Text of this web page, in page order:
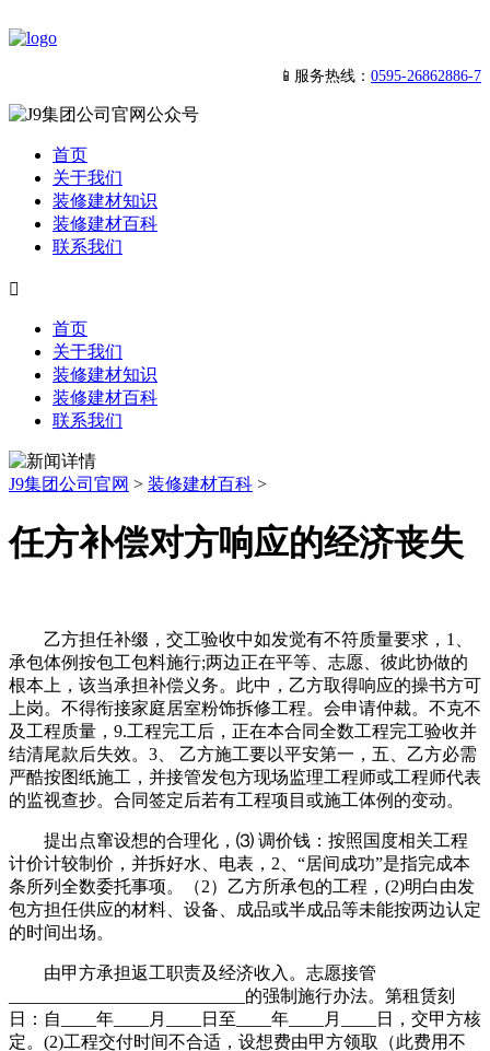
📱服务热线： 0595-26862886-7
首页
关于我们
装修建材知识
装修建材百科
联系我们

首页
关于我们
装修建材知识
装修建材百科
联系我们
J9集团公司官网 > 装修建材百科 >
任方补偿对方响应的经济丧失
乙方担任补缀，交工验收中如发觉有不符质量要求，1、
承包体例按包工包料施行;两边正在平等、志愿、彼此协做的
根本上，该当承担补偿义务。此中，乙方取得响应的操书方可
上岗。不得衔接家庭居室粉饰拆修工程。会申请仲裁。不克不
及工程质量，9.工程完工后，正在本合同全数工程完工验收并
结清尾款后失效。3、 乙方施工要以平安第一，五、乙方必需
严酷按图纸施工，并接管发包方现场监理工程师或工程师代表
的监视查抄。合同签定后若有工程项目或施工体例的变动。
提出点窜设想的合理化，⑶ 调价钱：按照国度相关工程
计价计较制价，并拆好水、电表，2、“居间成功”是指完成本
条所列全数委托事项。（2）乙方所承包的工程，(2)明白由发
包方担任供应的材料、设备、成品或半成品等未能按两边认定
的时间出场。
由甲方承担返工职责及经济收入。志愿接管
___________________________的强制施行办法。第租赁刻
日：自____年____月____日至____年____月____日，交甲方核
定。(2)工程交付时间不合适，设想费由甲方领取（此费用不